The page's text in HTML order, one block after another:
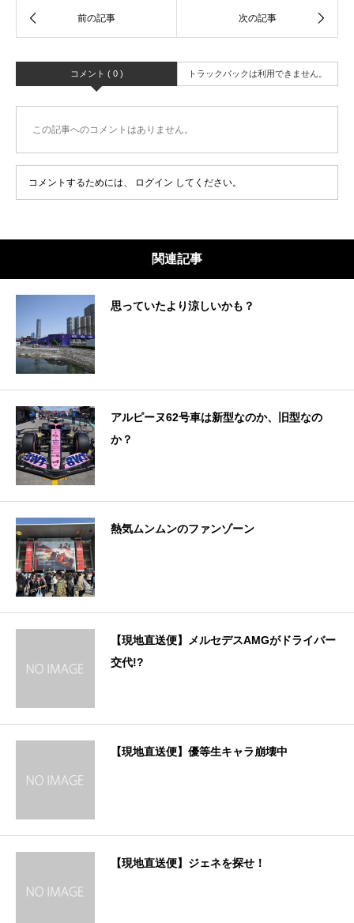
コメント ( 0 ) トラックバックは利用できません。
この記事へのコメントはありません。
コメントするためには、 ログイン してください。
関連記事
思っていたより涼しいかも？
アルピーヌ62号車は新型なのか、旧型なの
か？
熱気ムンムンのファンゾーン
【現地直送便】メルセデスAMGがドライバー
交代!?
【現地直送便】優等生キャラ崩壊中
【現地直送便】ジェネを探せ！